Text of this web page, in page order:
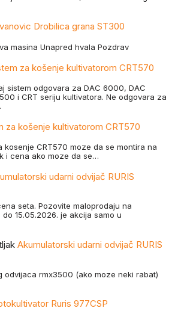
Drobilica grana ST300
masina Unapred hvala Pozdrav
za košenje kultivatorom CRT570
sistem odgovara za DAC 6000, DAC
i CRT seriju kultivatora. Ne odgovara za
za košenje kultivatorom CRT570
kosenje CRT570 moze da se montira na
i cena ako moze da se…
udarni odvijač RURIS
seta. Pozovite maloprodaju na
15.05.2026. je akcija samo u
Akumulatorski udarni odvijač RURIS
odvijaca rmx3500 (ako moze neki rabat)
Ruris 977CSP